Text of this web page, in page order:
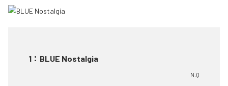
1 ： BLUE Nostalgia
N.Q